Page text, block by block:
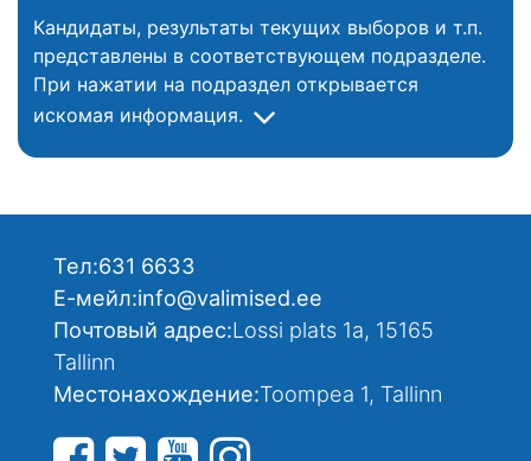
Кандидаты, результаты текущих выборов и т.п.
представлены в соответствующем подразделе.
При нажатии на подраздел открывается
искомая информация.
Тел:631 6633
Е-мейл:info@valimised.ee
Почтовый адрес:Lossi plats 1a, 15165
Tallinn
Местонахождение:Toompea 1, Tallinn